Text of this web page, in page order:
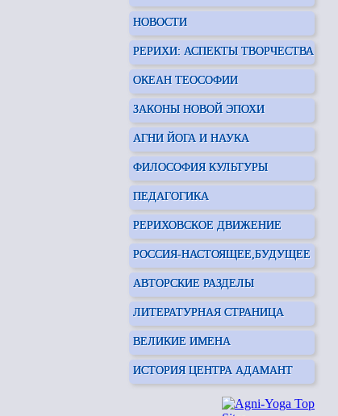
НОВОСТИ
РЕРИХИ: АСПЕКТЫ ТВОРЧЕСТВА
ОКЕАН ТЕОСОФИИ
ЗАКОНЫ НОВОЙ ЭПОХИ
АГНИ ЙОГА И НАУКА
ФИЛОСОФИЯ КУЛЬТУРЫ
ПЕДАГОГИКА
РЕРИХОВСКОЕ ДВИЖЕНИЕ
РОССИЯ-НАСТОЯЩЕЕ,БУДУЩЕЕ
АВТОРСКИЕ РАЗДЕЛЫ
ЛИТЕРАТУРНАЯ СТРАНИЦА
ВЕЛИКИЕ ИМЕНА
ИСТОРИЯ ЦЕНТРА АДАМАНТ